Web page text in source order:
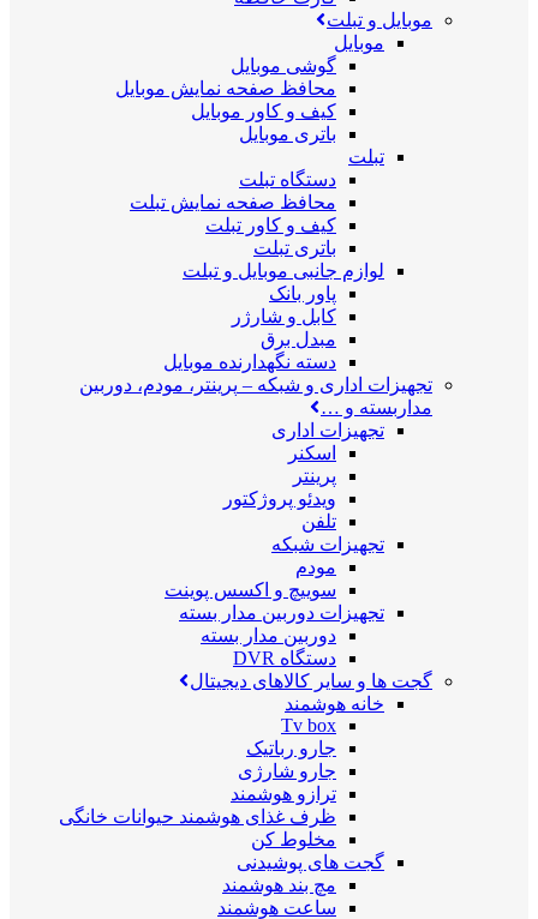
موبایل و تبلت
موبایل
گوشی موبایل
محافظ صفحه نمایش موبایل
کیف و کاور موبایل
باتری موبایل
تبلت
دستگاه تبلت
محافظ صفحه نمایش تبلت
کیف و کاور تبلت
باتری تبلت
لوازم جانبی موبایل و تبلت
پاور بانک
کابل و شارژر
مبدل برق
دسته نگهدارنده موبایل
تجهیزات اداری و شبکه – پرینتر، مودم، دوربین
مداربسته و …
تجهیزات اداری
اسکنر
پرینتر
ویدئو پروژکتور
تلفن
تجهیزات شبکه
مودم
سوییچ و اکسس پوینت
تجهیزات دوربین مدار بسته
دوربین مدار بسته
دستگاه DVR
گجت ها و سایر کالاهای دیجیتال
خانه هوشمند
Tv box
جارو رباتیک
جارو شارژی
ترازو هوشمند
ظرف غذای هوشمند حیوانات خانگی
مخلوط کن
گجت های پوشیدنی
مچ بند هوشمند
ساعت هوشمند